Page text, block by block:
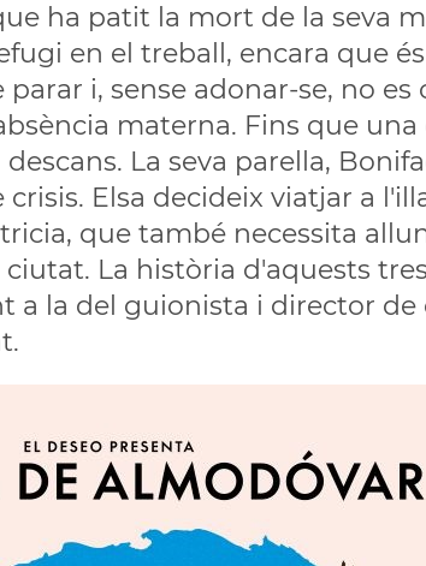
ha patit la mort de la seva
en el treball, encara que
i, sense adonar-se, no
materna. Fins que
La seva parella,
Elsa decideix viatjar a
que també necessita
La història d'aquests
a la del guionista i director de